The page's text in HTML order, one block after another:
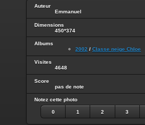
Auteur
Emmanuel
Dimensions
450*374
Albums
2002 / Classe neige Chloe
Visites
4648
Score
pas de note
Notez cette photo
0 1 2 3